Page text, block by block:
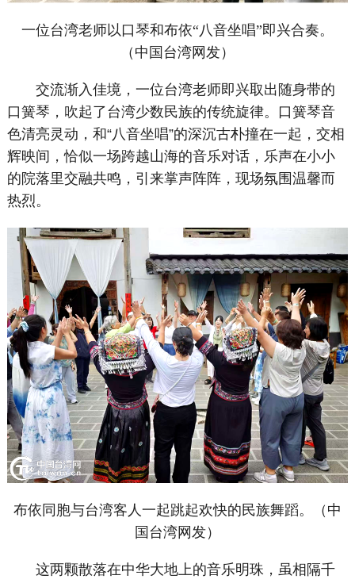
一位台湾老师以口琴和布依“八音坐唱”即兴合奏。
（中国台湾网发）
交流渐入佳境，一位台湾老师即兴取出随身带的
口簧琴，吹起了台湾少数民族的传统旋律。口簧琴音
色清亮灵动，和“八音坐唱”的深沉古朴撞在一起，交相
辉映间，恰似一场跨越山海的音乐对话，乐声在小小
的院落里交融共鸣，引来掌声阵阵，现场氛围温馨而
热烈。
布依同胞与台湾客人一起跳起欢快的民族舞蹈。（中
国台湾网发）
这两颗散落在中华大地上的音乐明珠，虽相隔千